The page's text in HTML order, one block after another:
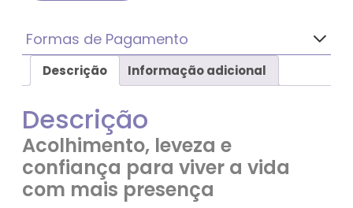
e
s
s
e
i
a
l
d
Formas de Pagamento
Pagamento com desconto de 5%
– À vista
– Boleto
Parcelado
– Até 3x sem juros com as principais bandeiras de cartão de
crédito
Descrição Informação adicional
Descrição
Acolhimento, leveza e
confiança para viver a vida
com mais presença